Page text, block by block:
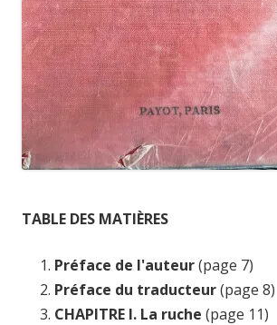
TABLE DES MATIÈRES
Préface de l'auteur(page 7)
Préface du traducteur(page 8)
CHAPITRE I. La ruche (page 11)